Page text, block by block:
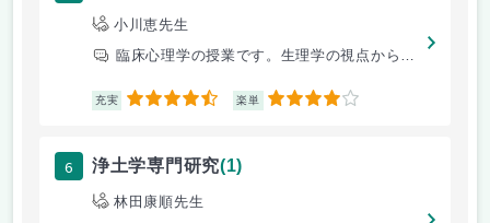
小川恵先生
臨床心理学の授業です。生理学の視点から進めていく臨床心理学の授業です。
充実 4.5 楽単 4
6 浄土学専門研究(1)
林田康順先生